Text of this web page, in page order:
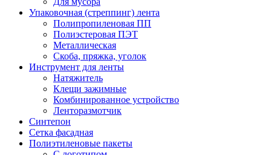
Упаковочная (стреппинг) лента
Полипропиленовая ПП
Полиэстеровая ПЭТ
Металлическая
Скоба, пряжка, уголок
Инструмент для ленты
Натяжитель
Клещи зажимные
Комбинированное устройство
Ленторазмотчик
Синтепон
Сетка фасадная
Полиэтиленовые пакеты